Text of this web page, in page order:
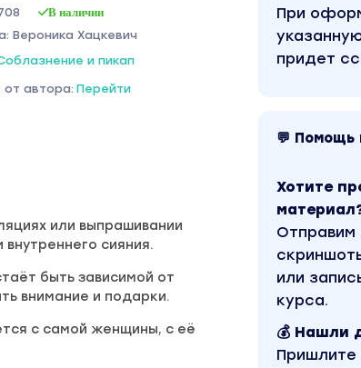
В наличии
Вероника Хацкевич
и пикап
автора: Перейти
или выпрашивании
сияния.
быть зависимой от
внимание и подарки.
с самой женщины, с её
При
придет
💬 Помощь
Хотите
Отправим
или
курса.
💰 Нашли
Пришлите